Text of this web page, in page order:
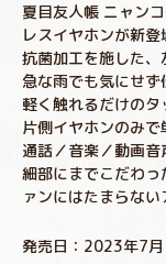
夏目友人帳 ニャン
レスイヤホンが新登
抗菌加工を施した、
急な雨でも気にせず
軽く触れるだけのタ
片側イヤホンのみで
通話／音楽／動画音
細部にまでこだわ
ァンにはたまらな
発売日：2023年7